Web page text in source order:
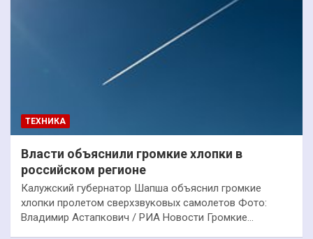
ТЕХНИКА
Власти объяснили громкие хлопки в
российском регионе
Калужский губернатор Шапша объяснил громкие
хлопки пролетом сверхзвуковых самолетов Фото:
Владимир Астапкович / РИА Новости Громкие…